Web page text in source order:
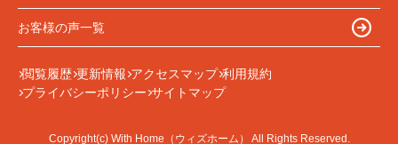
お客様の声一覧
閲覧履歴 更新情報 アクセスマップ 利用規約
プライバシーポリシー サイトマップ
Copyright(c) With Home（ウィズホーム） All Rights Reserved.